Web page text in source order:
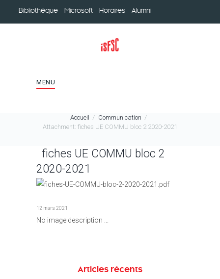
Bibliothèque Microsoft Horaires Alumni
MENU
Accueil
Communication
Attachment: fiches UE COMMU bloc 2 2020-2021
fiches UE COMMU bloc 2
2020-2021
12 mars 2021
No image description ...
Articles récents